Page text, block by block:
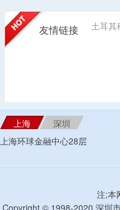
友情链接 土耳其
上海
深圳
上海环球金融中心28层
注;本
Copyright © 1998-2020 深圳